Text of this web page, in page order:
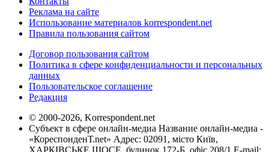
Реклама на сайте
Использование материалов korrespondent.net
Правила пользования сайтом
Договор пользования сайтом
Политика в сфере конфиденциальности и персональных
данных
Пользовательское соглашение
Редакция
© 2000-2026, Korrespondent.net
Субъект в сфере онлайн-медиа Название онлайн-медиа -
«КореспонденТ.net» Адрес: 02091, місто Київ,